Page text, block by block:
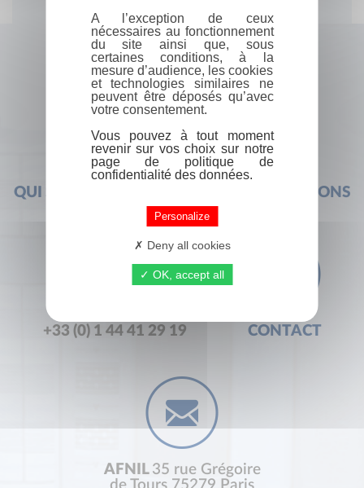
QUI SOMMES-NOUS ? FOIRE AUX QUESTIONS
+33 (0) 1 44 41 29 19 CONTACT
AFNIL 35 rue Grégoire
A l’exception de ceux
nécessaires au fonctionnement
du site ainsi que, sous
certaines conditions, à la
mesure d’audience, les cookies
et technologies similaires ne
peuvent être déposés qu’avec
votre consentement.
Vous pouvez à tout moment
revenir sur vos choix sur notre
page de politique de
confidentialité des données.
Personalize
Deny all cookies
OK, accept all